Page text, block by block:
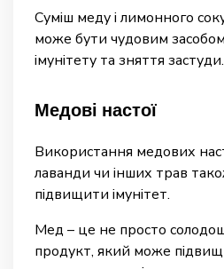
Суміш меду і лимонного
може бути чудовим
імунітету та зняття застуди.
Медові настої
Використання медових
лаванди чи інших трав
підвищити імунітет.
Мед – це не просто
продукт, який може